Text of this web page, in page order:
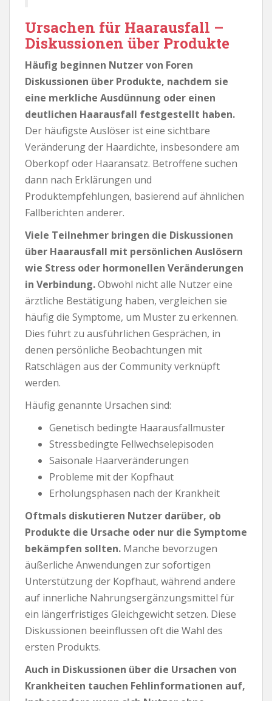
Ursachen für Haarausfall –
Diskussionen über Produkte
Häufig beginnen Nutzer von Foren
Diskussionen über Produkte, nachdem sie
eine merkliche Ausdünnung oder einen
deutlichen Haarausfall festgestellt haben.
Der häufigste Auslöser ist eine sichtbare
Veränderung der Haardichte, insbesondere am
Oberkopf oder Haaransatz. Betroffene suchen
dann nach Erklärungen und
Produktempfehlungen, basierend auf ähnlichen
Fallberichten anderer.
Viele Teilnehmer bringen die Diskussionen
über Haarausfall mit persönlichen Auslösern
wie Stress oder hormonellen Veränderungen
in Verbindung.Obwohl nicht alle Nutzer eine
ärztliche Bestätigung haben, vergleichen sie
häufig die Symptome, um Muster zu erkennen.
Dies führt zu ausführlichen Gesprächen, in
denen persönliche Beobachtungen mit
Ratschlägen aus der Community verknüpft
werden.
Häufig genannte Ursachen sind:
Genetisch bedingte Haarausfallmuster
Stressbedingte Fellwechselepisoden
Saisonale Haarveränderungen
Probleme mit der Kopfhaut
Erholungsphasen nach der Krankheit
Oftmals diskutieren Nutzer darüber, ob
Produkte die Ursache oder nur die Symptome
bekämpfen sollten. Manche bevorzugen
äußerliche Anwendungen zur sofortigen
Unterstützung der Kopfhaut, während andere
auf innerliche Nahrungsergänzungsmittel für
ein längerfristiges Gleichgewicht setzen. Diese
Diskussionen beeinflussen oft die Wahl des
ersten Produkts.
Auch in Diskussionen über die Ursachen von
Krankheiten tauchen Fehlinformationen auf,